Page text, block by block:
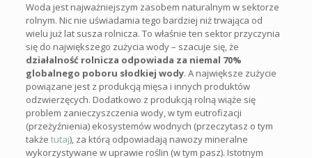
Woda jest najważniejszym zasobem naturalnym w sektorze
rolnym. Nic nie uświadamia tego bardziej niż trwająca od
wielu już lat susza rolnicza. To właśnie ten sektor przyczynia
się do największego zużycia wody – szacuje się, że
działalność rolnicza odpowiada za niemal 70%
globalnego poboru słodkiej wody. A największe zużycie
powiązane jest z produkcją mięsa i innych produktów
odzwierzęcych. Dodatkowo z produkcją rolną wiąże się
problem zanieczyszczenia wody, w tym eutrofizacji
(przeżyźnienia) ekosystemów wodnych (przeczytasz o tym
także tutaj), za którą odpowiadają nawozy mineralne
wykorzystywane w uprawie roślin (w tym pasz). Istotnym